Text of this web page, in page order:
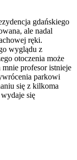
gdańskiego
ale nadal
ręki.
wyglądu z
otoczenia może
profesor istnieje
parkowi
się z kilkoma
się